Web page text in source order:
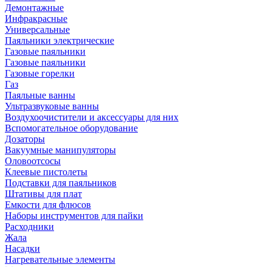
Демонтажные
Инфракрасные
Универсальные
Паяльники электрические
Газовые паяльники
Газовые паяльники
Газовые горелки
Газ
Паяльные ванны
Ультразвуковые ванны
Воздухоочистители и аксессуары для них
Вспомогательное оборудование
Дозаторы
Вакуумные манипуляторы
Оловоотсосы
Клеевые пистолеты
Подставки для паяльников
Штативы для плат
Емкости для флюсов
Наборы инструментов для пайки
Расходники
Жала
Насадки
Нагревательные элементы